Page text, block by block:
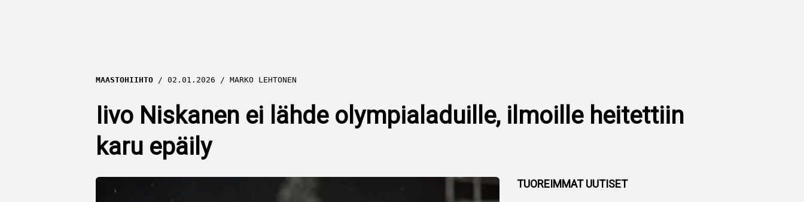
MAASTOHIIHTO 02.01.2026 MARKO LEHTONEN
Iivo Niskanen ei lähde olympialaduille, ilmoille heitettiin
karu epäily
TUOREIMMAT UUTISET